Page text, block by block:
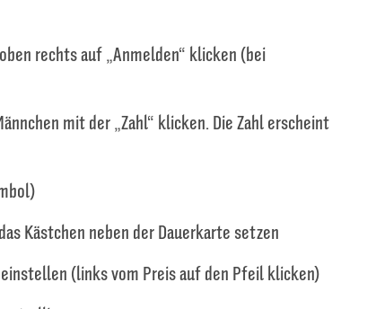
rechts auf „Anmelden“ klicken (bei
mit der „Zahl“ klicken. Die Zahl erscheint
Kästchen neben der Dauerkarte setzen
(links vom Preis auf den Pfeil klicken)